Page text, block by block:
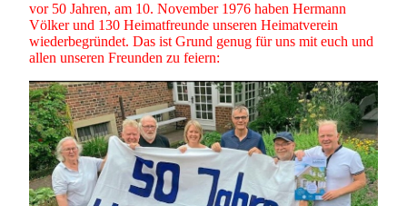
vor 50 Jahren, am 10. November 1976 haben Hermann
Völker und 130 Heimatfreunde unseren Heimatverein
wiederbegründet. Das ist Grund genug für uns mit euch und
allen unseren Freunden zu feiern: